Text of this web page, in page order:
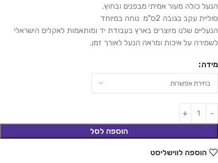
הנעל כולה מעור אמיתי מבפנים ובחוץ.
סוליית עקב בגובה 2ס"מ נוחה במיוחד
הנעליים שלנו מיוצרים בארץ בעבודת יד ומותאמות לאקלים הישראלי
לשמירה על איכות ומראה הנעל לאורך זמן.
מידה
הוספה לסל
הוספה לווישליסט